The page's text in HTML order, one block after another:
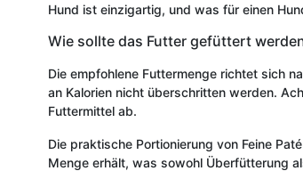
Hund ist einzigartig, und was für einen
Wie sollte das Futter gefüttert
Die empfohlene Futtermenge richtet sich
an Kalorien nicht überschritten werden.
Futtermittel ab.
Die praktische Portionierung von Feine
Menge erhält, was sowohl Überfütterung